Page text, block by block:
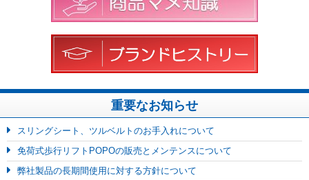
重要なお知らせ
スリングシート、ツルベルトのお手入れについて
免荷式歩行リフトPOPOの販売とメンテンスについて
弊社製品の長期間使用に対する方針について